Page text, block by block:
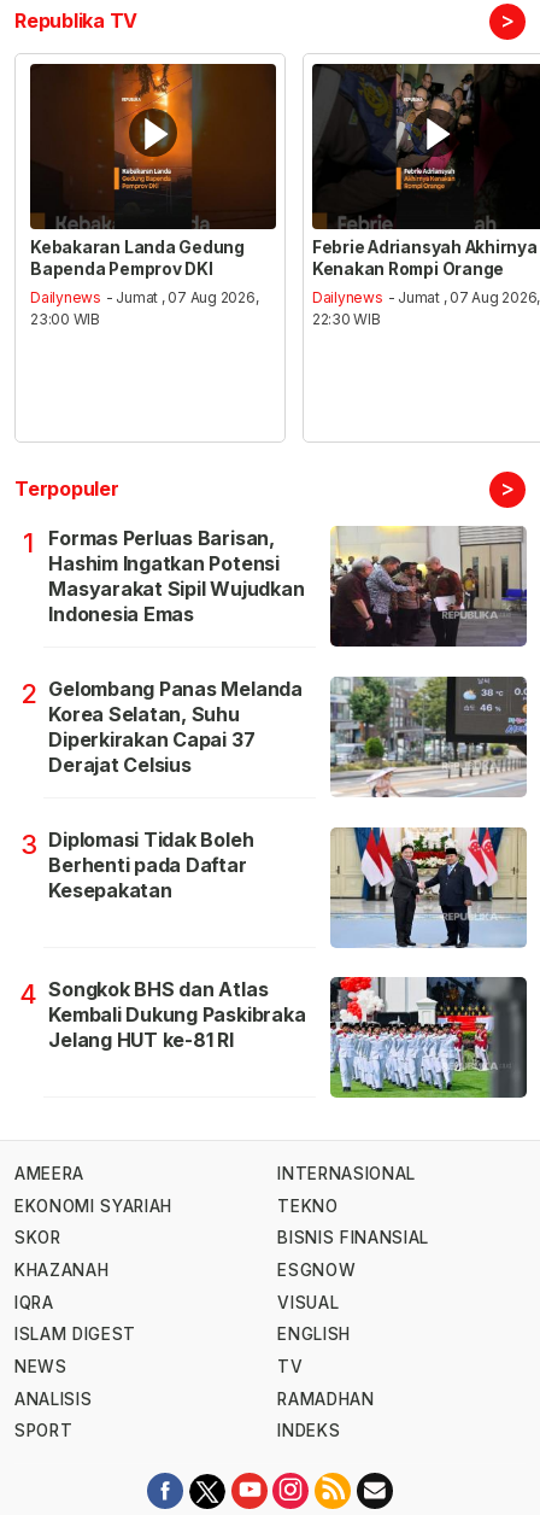
Republika TV >
Kebakaran Landa Gedung
Bapenda Pemprov DKI
Dailynews - Jumat , 07 Aug 2026,
23:00 WIB
Febrie Adriansyah Akhirnya
Kenakan Rompi Orange
Dailynews - Jumat , 07 Aug 2026,
22:30 WIB
Terpopuler >
1
Formas Perluas Barisan,
Hashim Ingatkan Potensi
Masyarakat Sipil Wujudkan
Indonesia Emas
2 Gelombang Panas Melanda
Korea Selatan, Suhu
Diperkirakan Capai 37
Derajat Celsius
3 Diplomasi Tidak Boleh
Berhenti pada Daftar
Kesepakatan
4 Songkok BHS dan Atlas
Kembali Dukung Paskibraka
Jelang HUT ke-81 RI
AMEERA
EKONOMI SYARIAH
SKOR
KHAZANAH
IQRA
ISLAM DIGEST
NEWS
ANALISIS
SPORT
INTERNASIONAL
TEKNO
BISNIS FINANSIAL
ESGNOW
VISUAL
ENGLISH
TV
RAMADHAN
INDEKS